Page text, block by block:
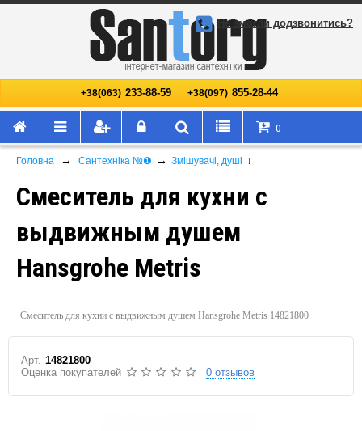
+38(063) 233-88-59 +38(097) 855-28-44
Не змогли додзвонитись?
0
Головна → Сантехніка №❶ → Змішувачі, душі ↓
Смеситель для кухни с
выдвижным душем
Hansgrohe Metris
Смеситель для кухни с выдвижным душем Hansgrohe Metris 14821800
Арт. 14821800
Оценка покупателей
0 отзывов